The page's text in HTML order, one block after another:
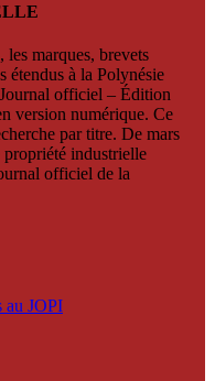
les marques, brevets
étendus à la Polynésie
officiel – Édition
version numérique. Ce
par titre. De mars
propriété industrielle
officiel de la
au JOPI